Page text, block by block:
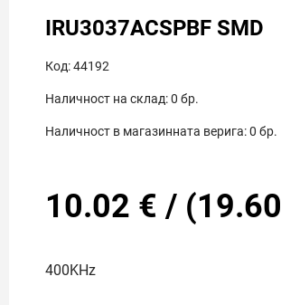
IRU3037ACSPBF SMD
Код:44192
Наличност на склад:0 бр.
Наличност в магазинната верига:0 бр.
10.02 € / (19.60
400KHz